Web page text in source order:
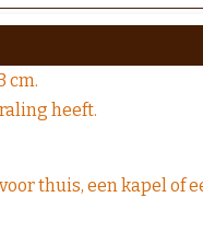
cm.
heeft.
thuis, een kapel of